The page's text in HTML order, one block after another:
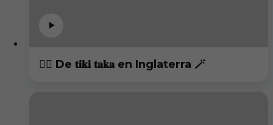
😮‍💨 De 𝐭𝐢𝐤𝐢 𝐭𝐚𝐤𝐚 en Inglaterra 🪄